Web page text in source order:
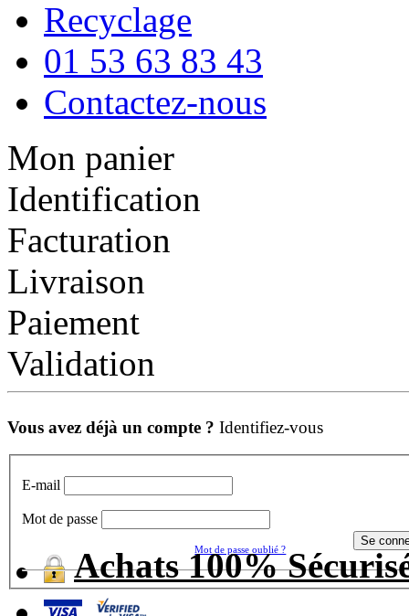
Recyclage
01 53 63 83 43
Contactez-nous
Mon panier
Identification
Facturation
Livraison
Paiement
Validation
Vous avez déjà un compte ? Identifiez-vous
E-mail
Mot de passe
Mot de passe oublié ?
Achats 100%